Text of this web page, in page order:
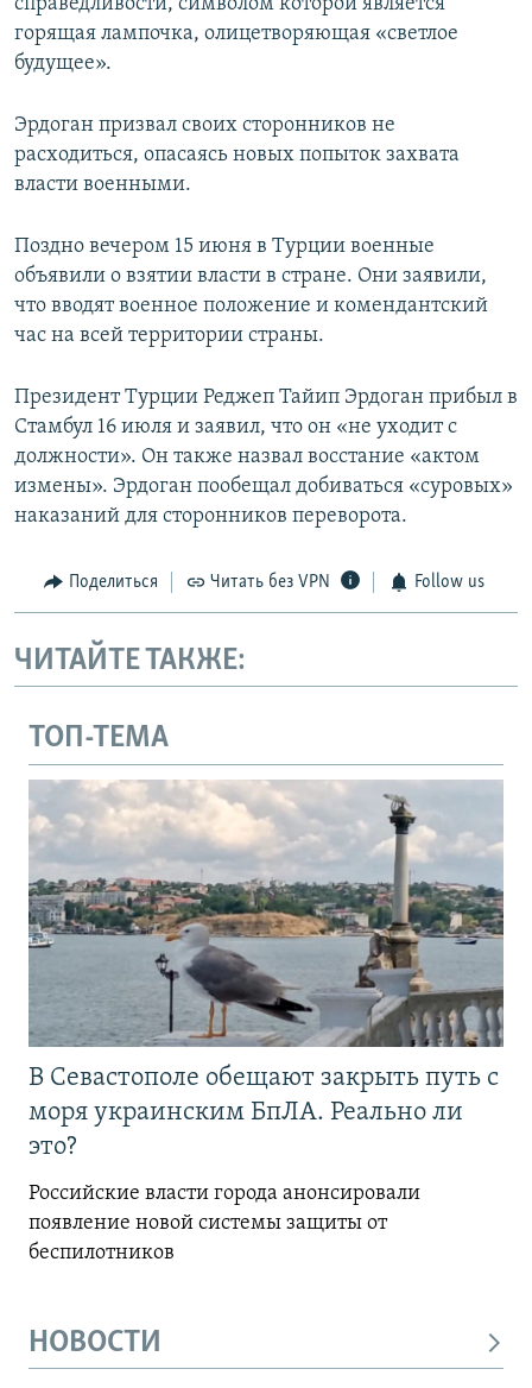
справедливости, символом которой является
горящая лампочка, олицетворяющая «светлое
будущее».
Эрдоган призвал своих сторонников не
расходиться, опасаясь новых попыток захвата
власти военными.
Поздно вечером 15 июня в Турции военные
объявили о взятии власти в стране. Они заявили,
что вводят военное положение и комендантский
час на всей территории страны.
Президент Турции Реджеп Тайип Эрдоган прибыл в
Стамбул 16 июля и заявил, что он «не уходит с
должности». Он также назвал восстание «актом
измены». Эрдоган пообещал добиваться «суровых»
наказаний для сторонников переворота.
Поделиться Читать без VPN Follow us
ЧИТАЙТЕ ТАКЖЕ:
ТОП-ТЕМА
В Севастополе обещают закрыть путь с
моря украинским БпЛА. Реально ли
это?
Российские власти города анонсировали
появление новой системы защиты от
беспилотников
НОВОСТИ